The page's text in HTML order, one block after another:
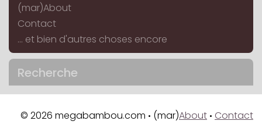
(mar)About
Contact
... et bien d'autres choses encore
Recherche
© 2026 megabambou.com • (mar)About • Contact